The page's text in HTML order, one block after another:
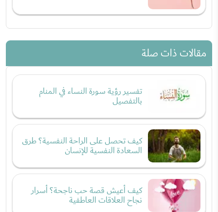
مقالات ذات صلة
تفسير رؤية سورة النساء في المنام
بالتفصيل
كيف تحصل على الراحة النفسية؟ طرق
السعادة النفسية للإنسان
كيف أعيش قصة حب ناجحة؟ أسرار
نجاح العلاقات العاطفية